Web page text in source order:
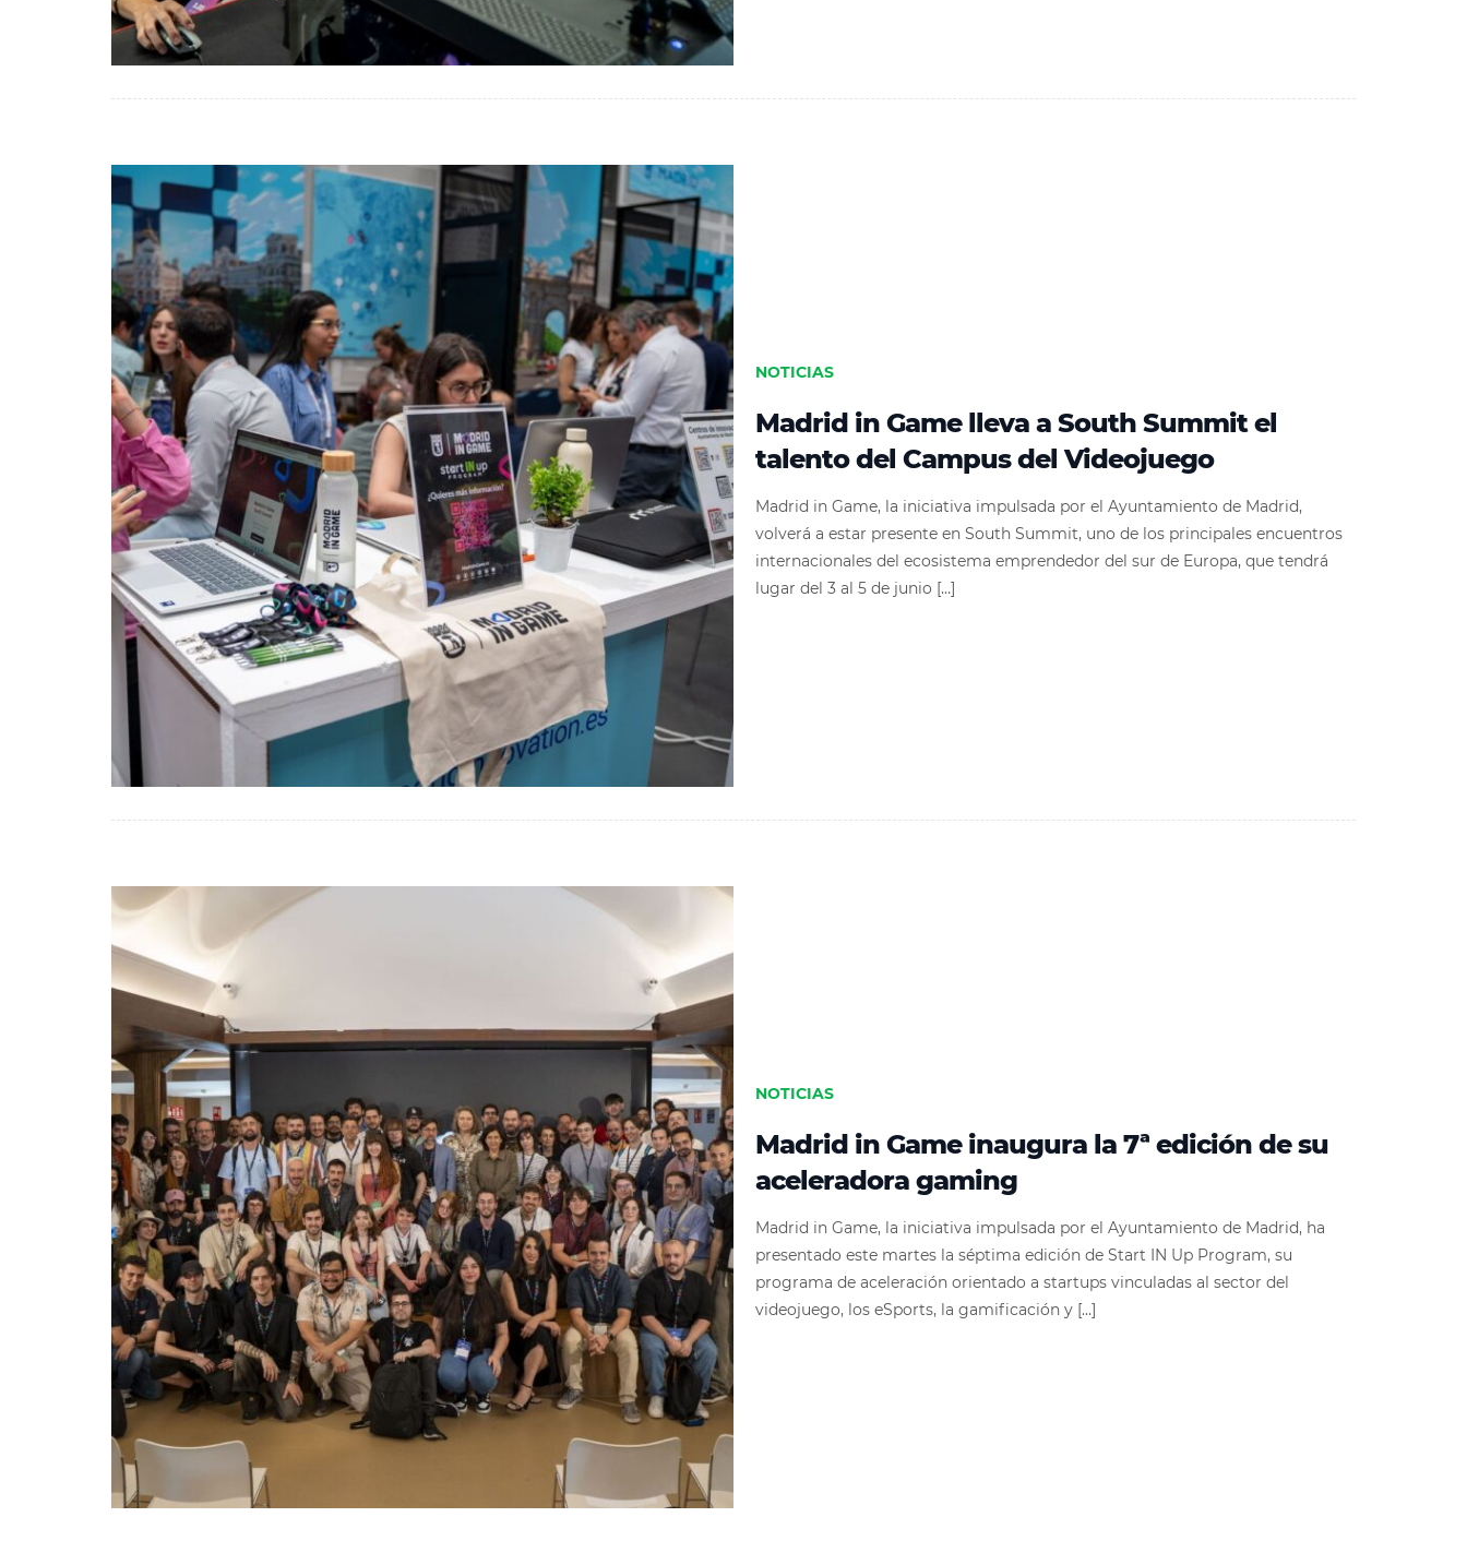
NOTICIAS
Madrid in Game lleva a South Summit el
talento del Campus del Videojuego
Madrid in Game, la iniciativa impulsada por el Ayuntamiento de Madrid,
volverá a estar presente en South Summit, uno de los principales encuentros
internacionales del ecosistema emprendedor del sur de Europa, que tendrá
lugar del 3 al 5 de junio […]
NOTICIAS
Madrid in Game inaugura la 7ª edición de su
aceleradora gaming
Madrid in Game, la iniciativa impulsada por el Ayuntamiento de Madrid, ha
presentado este martes la séptima edición de Start IN Up Program, su
programa de aceleración orientado a startups vinculadas al sector del
videojuego, los eSports, la gamificación y […]